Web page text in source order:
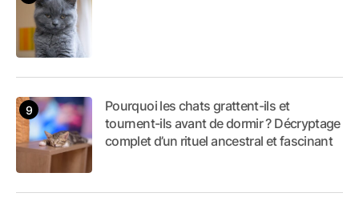
Pourquoi les chats grattent-ils et
tournent-ils avant de dormir ? Décryptage
complet d’un rituel ancestral et fascinant